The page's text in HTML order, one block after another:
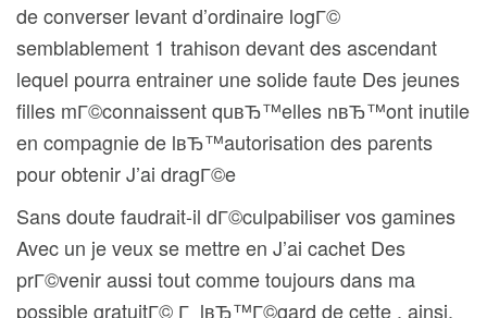
de converser levant d’ordinaire logГ©
semblablement 1 trahison devant des ascendant
lequel pourra entrainer une solide faute Des jeunes
filles mГ©connaissent quвЂ™elles nвЂ™ont inutile
en compagnie de lвЂ™autorisation des parents
pour obtenir J’ai dragГ©e
Sans doute faudrait-il dГ©culpabiliser vos gamines
Avec un je veux se mettre en J’ai cachet Des
prГ©venir aussi tout comme toujours dans ma
possible gratuitГ© Г lвЂ™Г©gard de cette , ainsi,